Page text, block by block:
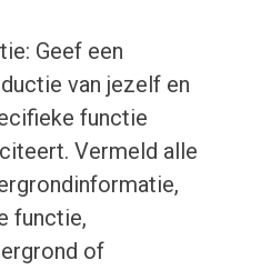
Geef een
van jezelf en
functie
Vermeld alle
functie,
of